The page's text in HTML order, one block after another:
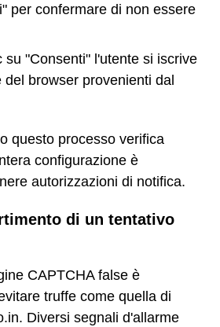
per confermare di non essere
su "Consenti" l'utente si iscrive
del browser provenienti dal
questo processo verifica
configurazione è
autorizzazioni di notifica.
di un tentativo
CAPTCHA false è
truffe come quella di
Diversi segnali d'allarme